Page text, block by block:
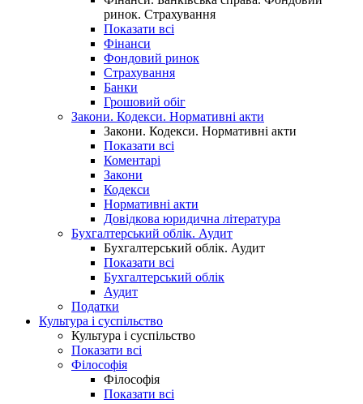
ринок. Страхування
Показати всі
Фінанси
Фондовий ринок
Страхування
Банки
Грошовий обіг
Закони. Кодекси. Нормативні акти
Закони. Кодекси. Нормативні акти
Показати всі
Коментарі
Закони
Кодекси
Нормативні акти
Довідкова юридична література
Бухгалтерський облік. Аудит
Бухгалтерський облік. Аудит
Показати всі
Бухгалтерський облік
Аудит
Податки
Культура і суспільство
Культура і суспільство
Показати всі
Філософія
Філософія
Показати всі